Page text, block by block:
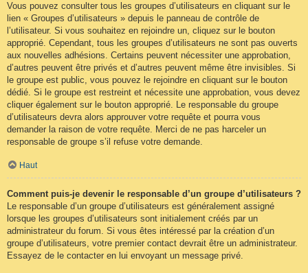
Vous pouvez consulter tous les groupes d’utilisateurs en cliquant sur le
lien « Groupes d’utilisateurs » depuis le panneau de contrôle de
l’utilisateur. Si vous souhaitez en rejoindre un, cliquez sur le bouton
approprié. Cependant, tous les groupes d’utilisateurs ne sont pas ouverts
aux nouvelles adhésions. Certains peuvent nécessiter une approbation,
d’autres peuvent être privés et d’autres peuvent même être invisibles. Si
le groupe est public, vous pouvez le rejoindre en cliquant sur le bouton
dédié. Si le groupe est restreint et nécessite une approbation, vous devez
cliquer également sur le bouton approprié. Le responsable du groupe
d’utilisateurs devra alors approuver votre requête et pourra vous
demander la raison de votre requête. Merci de ne pas harceler un
responsable de groupe s’il refuse votre demande.
Haut
Comment puis-je devenir le responsable d’un groupe d’utilisateurs ?
Le responsable d’un groupe d’utilisateurs est généralement assigné
lorsque les groupes d’utilisateurs sont initialement créés par un
administrateur du forum. Si vous êtes intéressé par la création d’un
groupe d’utilisateurs, votre premier contact devrait être un administrateur.
Essayez de le contacter en lui envoyant un message privé.